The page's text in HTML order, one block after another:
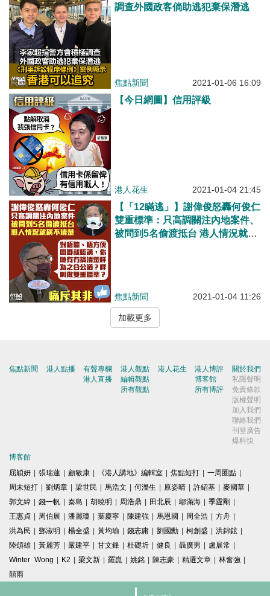
調查外國政客倘助逃犯棄保潛逃
焦點新聞 2021-01-06 16:09
【今日網圖】信用評級
港人花生 2021-01-04 21:45
【「12瞞逃」】謝偉俊怒轟何俊仁
雙重標準：只高調關注內地案件、
被問到5名偷渡抵台 港人情況就稱
焦點新聞 2021-01-04 11:26
加載更多
焦點新聞 港人點播
有聲專欄
港人直播
港人觀點
編輯觀點
所有觀點
港人花生
港人博評
博客館
所有博評
關於我們
私隱聲明
免責條款
版權聲明
加入我們
聯絡我們
刊登廣告
爆料快
博客館
屈穎妍 | 張瑞蓮 | 顧敏康 | 《港人講地》編輯室 | 焦點短打 | 一周圈點 |
周末短打 | 劉炳章 | 梁世民 | 馬浩文 | 何濼生 | 原姿晴 | 許紹基 | 麥國華 |
郭文緯 | 錢一帆 | 秦島 | 胡曉明 | 周浩鼎 | 田北辰 | 鄔滿海 | 季霆剛 |
王惠貞 | 周伯展 | 潘麗瓊 | 葉慶寧 | 陳建強 | 馬恩國 | 周全浩 | 方舟 |
洪為民 | 鄧淑明 | 楊全盛 | 黃均瑜 | 錢志庸 | 劉國勳 | 柯創盛 | 洪錦鉉 |
陸頌雄 | 黃麗芳 | 嚴建平 | 甘文鋒 | 杜礎圻 | 健良 | 聶廣男 | 盧展常 |
Winter Wong | K2 | 梁文新 | 羅崑 | 姚銘 | 陳志豪 | 精選文章 | 林奮強 |
囍雨